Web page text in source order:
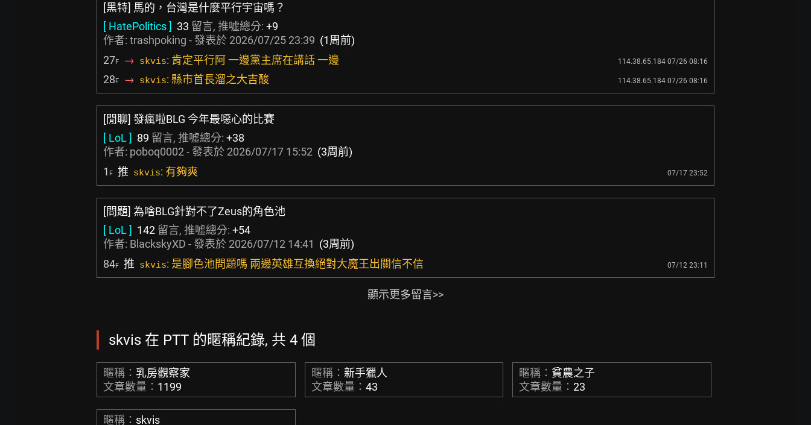
[黑特] 馬的，台灣是什麼平行宇宙嗎？
[ HatePolitics ] 33 留言, 推噓總分: +9
作者: trashpoking - 發表於 2026/07/25 23:39 (1周前)
27F → skvis: 肯定平行阿 一邊黨主席在講話 一邊 114.38.65.184 07/26 08:16
28F → skvis: 縣市首長溜之大吉酸 114.38.65.184 07/26 08:16
[閒聊] 發瘋啦BLG 今年最噁心的比賽
[ LoL ] 89 留言, 推噓總分: +38
作者: poboq0002 - 發表於 2026/07/17 15:52 (3周前)
1 F 推 skvis: 有夠爽 07/17 23:52
[問題] 為啥BLG針對不了Zeus的角色池
[ LoL ] 142 留言, 推噓總分: +54
作者: BlackskyXD - 發表於 2026/07/12 14:41 (3周前)
84F 推 skvis: 是腳色池問題嗎 兩邊英雄互換絕對大魔王出關信不信 07/12 23:11
顯示更多留言>>
skvis 在 PTT 的暱稱紀錄, 共 4 個
暱稱： 乳房觀察家
文章數量： 1199
暱稱： 新手獵人
文章數量： 43
暱稱： 貧農之子
文章數量：23
暱稱： skvis